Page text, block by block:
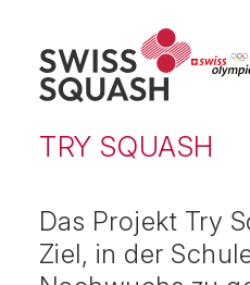
TRY SQUASH
Das Projekt Try
Ziel, in der